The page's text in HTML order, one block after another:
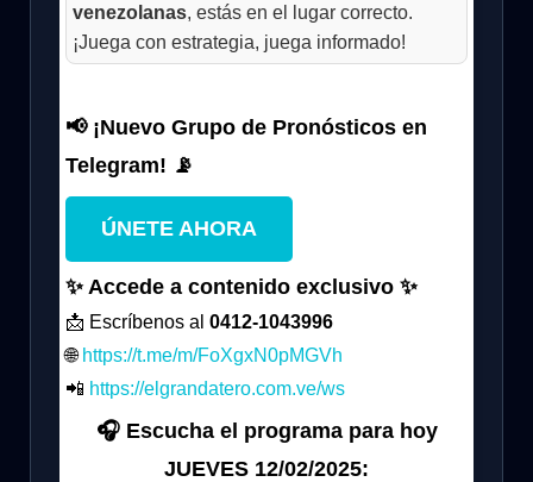
venezolanas, estás en el lugar correcto.
¡Juega con estrategia, juega informado!
📢 ¡Nuevo Grupo de Pronósticos en
Telegram! 📡
ÚNETE AHORA
✨ Accede a contenido exclusivo ✨
📩 Escríbenos al 0412-1043996
🌐 https://t.me/m/FoXgxN0pMGVh
📲 https://elgrandatero.com.ve/ws
🎧 Escucha el programa para hoy
JUEVES 12/02/2025: